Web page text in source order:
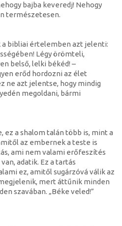
bajba keveredj! Nehogy
természetesen.
bibliai értelemben azt jelenti:
Légy örömteli,
belső, lelki békéd! –
erőd hordozni az élet
ne azt jelentse, hogy mindig
megoldani, bármi
ez a shalom talán több is, mint a
az embernek a teste is
ami nem valami erőfeszítés
adatik. Ez a tartás
ez, amitől sugárzóvá válik az
mert áttűnik minden
szavában. „Béke veled!”